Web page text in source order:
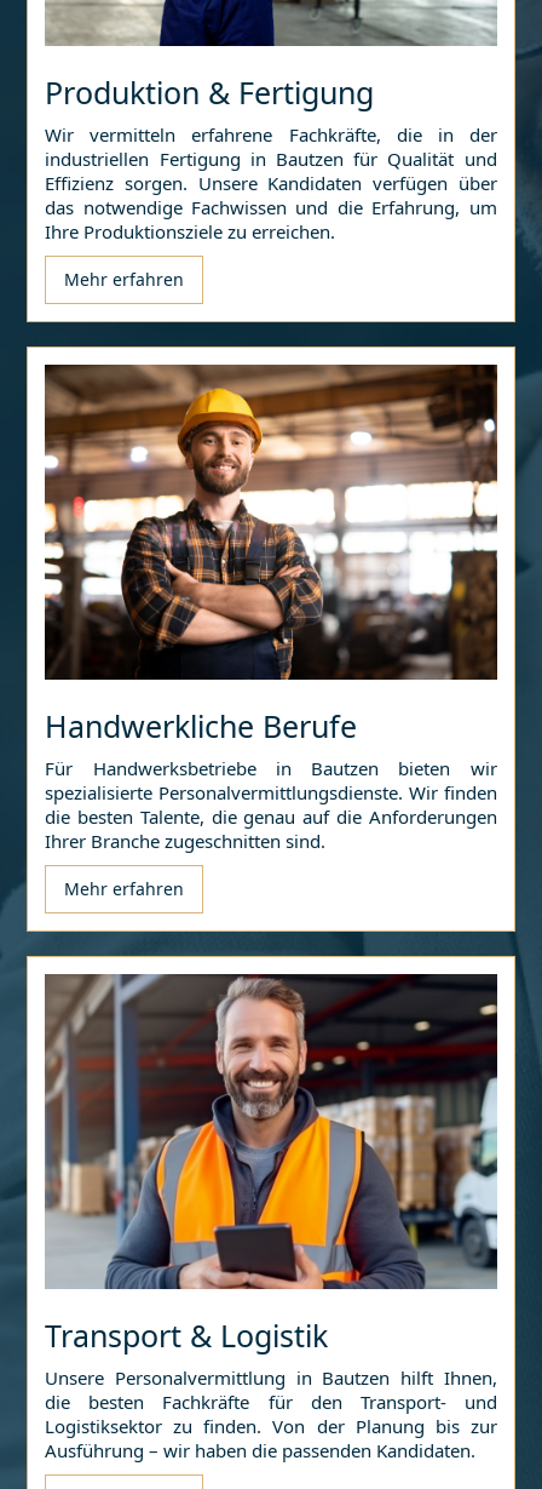
Produktion & Fertigung
Wir vermitteln erfahrene Fachkräfte, die in der
industriellen Fertigung in Bautzen für Qualität und
Effizienz sorgen. Unsere Kandidaten verfügen über
das notwendige Fachwissen und die Erfahrung, um
Ihre Produktionsziele zu erreichen.
Mehr erfahren
Handwerkliche Berufe
Für Handwerksbetriebe in Bautzen bieten wir
spezialisierte Personalvermittlungsdienste. Wir finden
die besten Talente, die genau auf die Anforderungen
Ihrer Branche zugeschnitten sind.
Mehr erfahren
Transport & Logistik
Unsere Personalvermittlung in Bautzen hilft Ihnen,
die besten Fachkräfte für den Transport- und
Logistiksektor zu finden. Von der Planung bis zur
Ausführung – wir haben die passenden Kandidaten.